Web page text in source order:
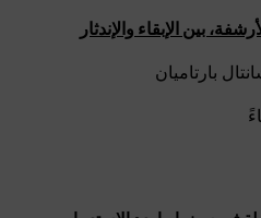
بين الإبقاء والإندثار
بارتاميان